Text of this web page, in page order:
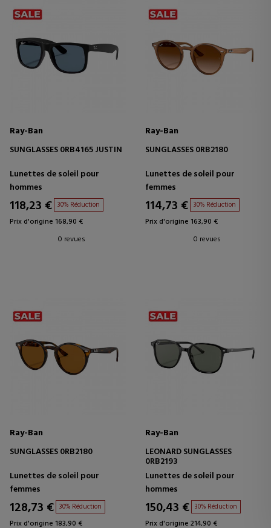
Ray-Ban
SUNGLASSES 0RB4165 JUSTIN
Lunettes de soleil pour
hommes
118,23 € 30% Réduction
Prix d'origine 168,90 €
0 revues
Ray-Ban
SUNGLASSES 0RB2180
Lunettes de soleil pour
femmes
114,73 € 30% Réduction
Prix d'origine 163,90 €
0 revues
Ray-Ban
SUNGLASSES 0RB2180
Lunettes de soleil pour
femmes
128,73 € 30% Réduction
Prix d'origine 183,90 €
Ray-Ban
LEONARD SUNGLASSES
0RB2193
Lunettes de soleil pour
hommes
150,43 € 30% Réduction
Prix d'origine 214,90 €